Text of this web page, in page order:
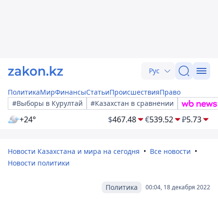
Рус
ПолитикаМирФинансыСтатьиПроисшествияПраво
#Выборы в Курултай
#Казахстан в сравнении
+24° $467.48 €539.52 ₽5.73
Новости Казахстана и мира на сегодня
Все новости
Новости политики
00:04, 18 декабря 2022
Политика